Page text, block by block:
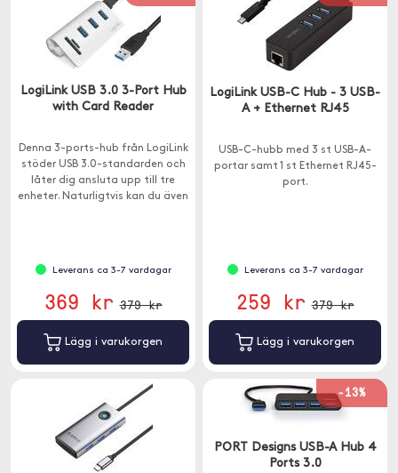
LogiLink USB 3.0 3-Port Hub
with Card Reader
Denna 3-ports-hub från LogiLink
stöder USB 3.0-standarden och
låter dig ansluta upp till tre
enheter. Naturligtvis kan du även
Leverans ca 3-7 vardagar
369 kr 379 kr
Lägg i varukorgen
LogiLink USB-C Hub - 3 USB-
A + Ethernet RJ45
USB-C-hubb med 3 st USB-A-
portar samt 1 st Ethernet RJ45-
port.
Leverans ca 3-7 vardagar
259 kr 379 kr
Lägg i varukorgen
-13%
PORT Designs USB-A Hub 4
Ports 3.0